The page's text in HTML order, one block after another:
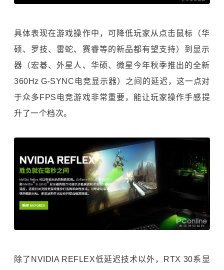
具体表现在游戏操作中，可降低玩家从点击鼠标（华
硕、罗技、雷蛇、赛睿等的新品都有望支持）到显示
器（宏碁、外星人、华硕、微星今年秋季推出的全新
360Hz G-SYNC电竞显示器）之间的延迟，这一点对
于众多FPS电竞游戏非常重要，能让玩家操作手感提
升了一个档次。
除了NVIDIA REFLEX低延迟技术以外，RTX 30系显